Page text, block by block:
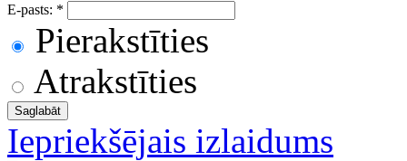
E-pasts: *
Pierakstīties
Atrakstīties
Iepriekšējais izlaidums